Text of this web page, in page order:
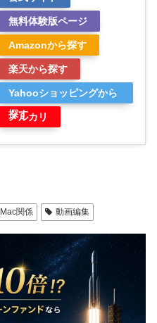
無料体験版ページ
Amazonから探す
楽天から探す
Yahooショッピングから
探す
メルカリ
Mac関係 動画編集